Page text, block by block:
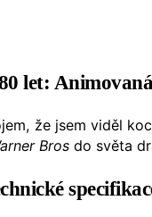
let:
že jsem viděl
Bros do světa